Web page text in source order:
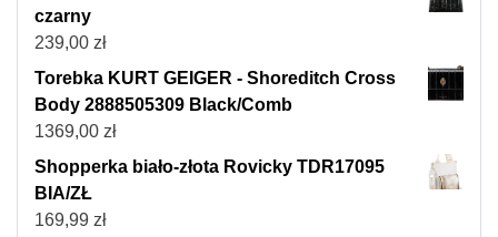
czarny
239,00 zł
Torebka KURT GEIGER - Shoreditch Cross
Body 2888505309 Black/Comb
1369,00 zł
Shopperka biało-złota Rovicky TDR17095
BIA/ZŁ
169,99 zł